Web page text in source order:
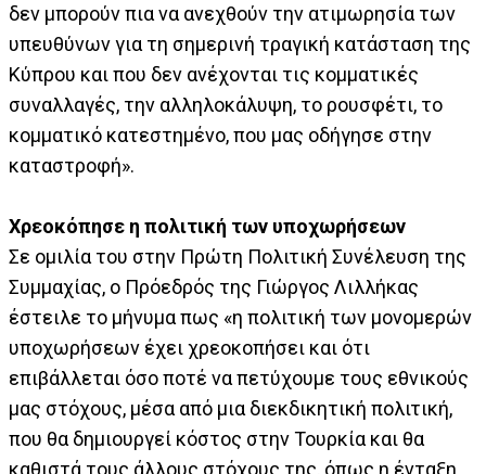
δεν μπορούν πια να ανεχθούν την ατιμωρησία των
υπευθύνων για τη σημερινή τραγική κατάσταση της
Κύπρου και που δεν ανέχονται τις κομματικές
συναλλαγές, την αλληλοκάλυψη, το ρουσφέτι, το
κομματικό κατεστημένο, που μας οδήγησε στην
καταστροφή».
Χρεοκόπησε η πολιτική των υποχωρήσεων
Σε ομιλία του στην Πρώτη Πολιτική Συνέλευση της
Συμμαχίας, ο Πρόεδρός της Γιώργος Λιλλήκας
έστειλε το μήνυμα πως «η πολιτική των μονομερών
υποχωρήσεων έχει χρεοκοπήσει και ότι
επιβάλλεται όσο ποτέ να πετύχουμε τους εθνικούς
μας στόχους, μέσα από μια διεκδικητική πολιτική,
που θα δημιουργεί κόστος στην Τουρκία και θα
καθιστά τους άλλους στόχους της, όπως η ένταξη